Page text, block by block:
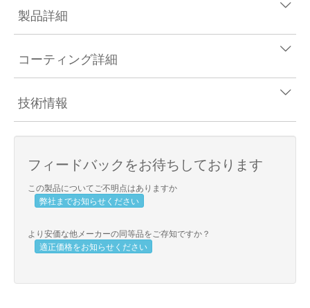
製品詳細
コーティング詳細
技術情報
フィードバックをお待ちしております
この製品についてご不明点はありますか
弊社までお知らせください
より安価な他メーカーの同等品をご存知ですか？
適正価格をお知らせください